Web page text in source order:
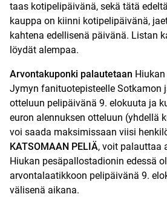
taas kotipelipäivänä, sekä tätä
kauppa on kiinni kotipelipäivänä,
kahtena edellisenä päivänä. Listan
löydät alempaa.
Arvontakuponki palautetaan
Jymyn fanituotepisteelle Sotkamon
otteluun pelipäivänä 9. elokuuta ja
euron alennuksen otteluun (yhdellä
voi saada maksimissaan viisi
KATSOMAAN PELIÄ, voit palauttaa
Hiukan pesäpallostadionin edessä
arvontalaatikkoon pelipäivänä 9.
välisenä aikana.